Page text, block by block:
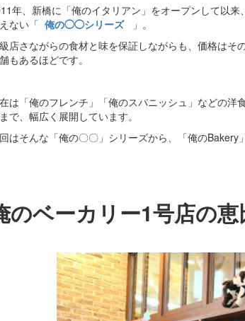
年、新橋に「俺のイタリアン」をオープンして以
ない「 俺の◯◯シリーズ
」。
店さながらの食材と味を保証しながらも、価格はそ
もあるほどです。
は「俺のフレンチ」「俺のスパニッシュ」などの洋
で、幅広く展開しています。
はそんな「俺の〇〇」シリーズから、「俺のBakery
のベーカリー1号店の恵